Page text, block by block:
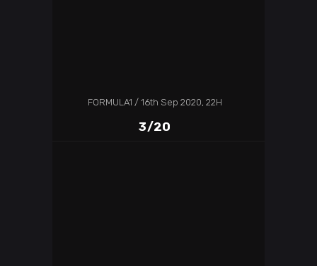
FORMULA1 16th Sep 2020, 22H
3/20